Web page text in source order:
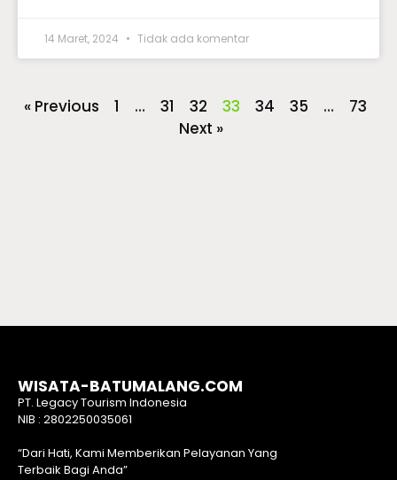
14 Maret, 2024 Tidak ada komentar
« Previous 1 … 31 32 33 34 35 …
73
Next »
WISATA-BATUMALANG.COM
PT. Legacy Tourism Indonesia
NIB : 2802250035061
“Dari Hati, Kami Memberikan Pelayanan Yang
Terbaik Bagi Anda”